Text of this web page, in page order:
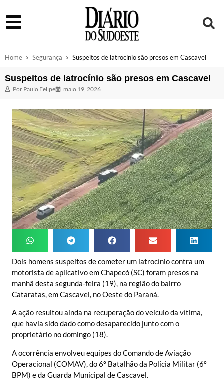
Home Segurança Suspeitos de latrocínio são presos em Cascavel
Suspeitos de latrocínio são presos em Cascavel
Por Paulo Felipe maio 19, 2026
Dois homens suspeitos de cometer um latrocínio contra um
motorista de aplicativo em Chapecó (SC) foram presos na
manhã desta segunda-feira (19), na região do bairro
Cataratas, em Cascavel, no Oeste do Paraná.
A ação resultou ainda na recuperação do veículo da vítima,
que havia sido dado como desaparecido junto com o
proprietário no domingo (18).
A ocorrência envolveu equipes do Comando de Aviação
Operacional (COMAV), do 6º Batalhão da Polícia Militar (6º
BPM) e da Guarda Municipal de Cascavel.